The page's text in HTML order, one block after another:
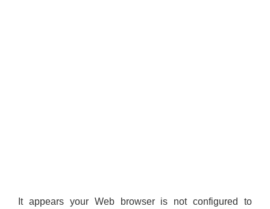
It appears your Web browser is not configured to